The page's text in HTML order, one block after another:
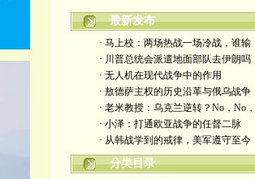
最新发布
· 马上校：两场热战一场冷战，谁输
· 川普总统会派遣地面部队去伊朗吗
· 无人机在现代战争中的作用
· 敖德萨主权的历史沿革与俄乌战争
· 老米教授：乌克兰逆转？No，No，
· 小泽：打通欧亚战争的任督二脉
· 从韩战学到的戒律，美军遵守至今
分类目录